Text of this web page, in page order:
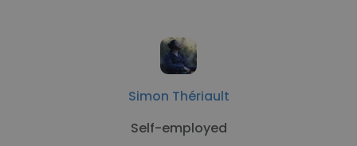
Simon Thériault
Self-employed